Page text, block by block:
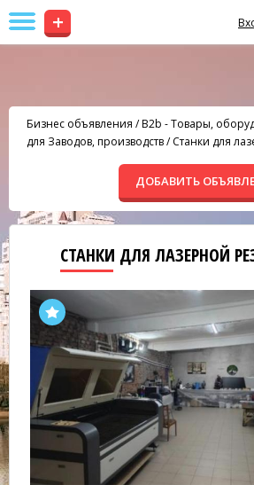
+
Бизнес объявления /B2b - Товары,
для Заводов, производств/Станки для
ДОБАВИТЬ
СТАНКИ ДЛЯ ЛАЗЕРНОЙ